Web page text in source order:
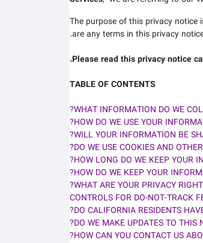
The purpose of this privacy
are any terms in this privacy
Please read this privacy notice
TABLE OF CONTENTS